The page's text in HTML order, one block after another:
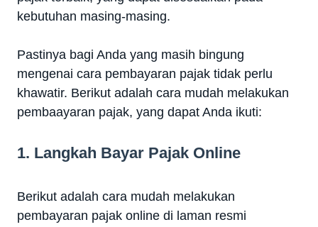
kebutuhan masing-masing.
Pastinya bagi Anda yang masih bingung
mengenai cara pembayaran pajak tidak perlu
khawatir. Berikut adalah cara mudah melakukan
pembaayaran pajak, yang dapat Anda ikuti:
1. Langkah Bayar Pajak Online
Berikut adalah cara mudah melakukan
pembayaran pajak online di laman resmi